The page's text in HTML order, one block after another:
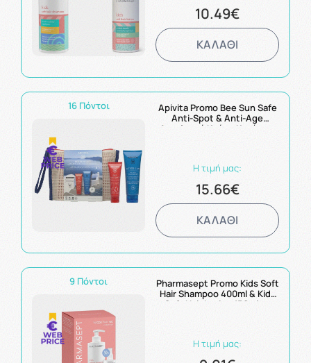
10.49€
ΚΑΛΑΘΙ
16 Πόντοι
Apivita Promo Bee Sun Safe
Anti-Spot & Anti-Age
Αντηλιακή Κρέμα Κατά των
100ml
Η τιμή μας:
15.66€
ΚΑΛΑΘΙ
9 Πόντοι
Pharmasept Promo Kids Soft
Hair Shampoo 400ml & Kids
Soft Hair Lotion 150ml με
Η τιμή μας: